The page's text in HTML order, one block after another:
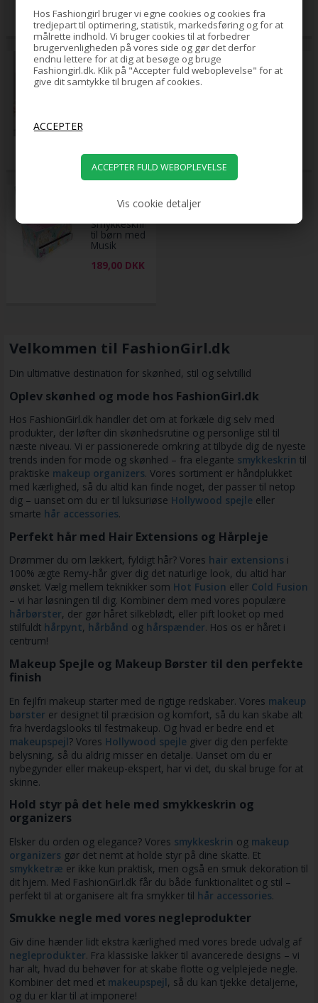
Hos Fashiongirl bruger vi egne cookies og cookies fra
tredjepart til optimering, statistik, markedsføring og for at
målrette indhold. Vi bruger cookies til at forbedrer
brugervenligheden på vores side og gør det derfor
endnu lettere for at dig at besøge og bruge
Fashiongirl.dk. Klik på "Accepter fuld weboplevelse" for at
give dit samtykke til brugen af cookies.
Vis cookie detaljer
hårfjerning
- Guld
50,00DKK
99,00
Varenr. 7267-dup1
UNIQ XL
Luksus
touch
funktion -
-40% Varenr. 6563-1
Varenr. 6820-1
Smykkeskrin
til børn med
Musik
(Unicorn /
189,00 DKK
Velkommen til FashionGirl.dk
Din ultimative destination for skønhed, stil og selvtillid
Oplev skønhed og mode hos FashionGirl.dk
Hos FashionGirl.dk handler det om at forkæle dig selv med
produkter, der løfter din skønhedsrutine og personlige stil til
næste niveau. Vi er passionerede omkring at tilbyde dig de nyeste
trends inden for mode og skønhed – fra elegante smykkeskrin til
praktiske makeup organizers. Vores sortiment er håndplukket
med kærlighed, så du altid kan finde noget, der passer til netop
dig – uanset om du er til luksuriøse Hollywood spejle eller
smarte hår accessories.
Perfekt hår med Hair Extensions og Hårpleje
Drømmer du om lækkert, fyldigt hår? Vores hair extensions i
100% ægte Remy-hår giver dig det naturlige look, du altid har
ønsket. Vælg mellem teknikker som Hot Fusion eller Cold Fusion
– vi har løsningen til dig. Kombiner dem med vores populære
hårbørster, der gør håret silkeblødt, eller pift looket op med
stilfuldt hårpynt, hårbånd og hårspænder. Hos os er håret i
centrum!
Makeup Spejle og Makeup Børster til den perfekte
finish
En fejlfri makeup starter med de rigtige redskaber. Vores makeup
børster er designet til præcision og komfort, så du kan skabe alt
fra hverdagslooks til festmakeup. Og hvad er bedre end et
makeupspejl? Vores Hollywood spejle giver dig den perfekte
belysning, så du aldrig misser en detalje. Uanset om du er
nybegynder eller makeup-ekspert, har vi det, du skal bruge for at
skinne.
Hold styr på det hele med smykkeskrin og
organizers
Elsker du orden og elegance? Vores smykkeskrin og makeup
organizers gør det nemt at holde styr på dine skatte. Et
smykketræ er ikke kun praktisk, men også en smuk dekoration til
dit hjem. Med FashionGirl.dk får du både funktionalitet og stil –
perfekt til at organisere alt fra smykker til hår accessories.
Smukke negle med vores negleprodukter
Giv dine hænder lidt ekstra kærlighed med vores brede udvalg af
negleprodukter. Fra klassiske lakker til avancerede designs – vi
har alt, hvad du behøver for at skabe flotte og velplejede negle.
Kombiner det med et makeupspejl, så du kan tjekke detaljerne,
og du er klar til at imponere!